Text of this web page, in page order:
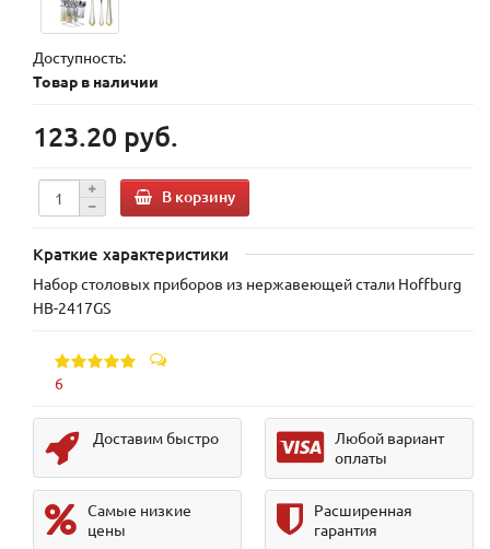
Доступность:
Товар в наличии
123.20 руб.
В корзину
Краткие характеристики
Набор столовых приборов из нержавеющей стали Hoffburg
HB-2417GS
6
Доставим быстро
Любой вариант
оплаты
Самые низкие
цены
Расширенная
гарантия